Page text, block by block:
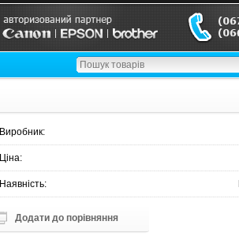
Виробник:
Ціна:
Наявність:
Додати до порівняння